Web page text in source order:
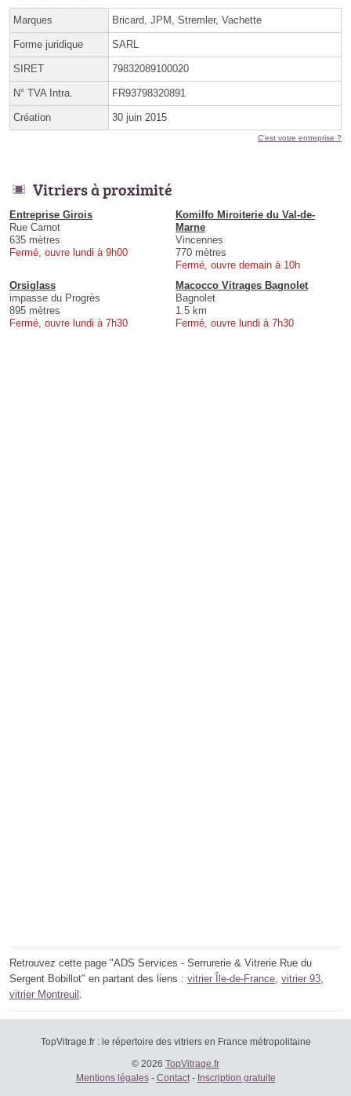
Marques Bricard, JPM, Stremler, Vachette
Forme juridique SARL
SIRET 79832089100020
N° TVA Intra. FR93798320891
Création 30 juin 2015
C'est votre entreprise ?
Vitriers à proximité
Entreprise Girois
Rue Carnot
635 mètres
Fermé, ouvre lundi à 9h00
Komilfo Miroiterie du Val-de-
Marne
Vincennes
770 mètres
Fermé, ouvre demain à 10h
Orsiglass
impasse du Progrès
895 mètres
Fermé, ouvre lundi à 7h30
Macocco Vitrages Bagnolet
Bagnolet
1.5 km
Fermé, ouvre lundi à 7h30
Retrouvez cette page "ADS Services - Serrurerie & Vitrerie Rue du
Sergent Bobillot" en partant des liens : vitrier Île-de-France vitrier 93
vitrier Montreuil
TopVitrage.fr : le répertoire des vitriers en France métropolitaine
© 2026 TopVitrage.fr
Mentions légales- Contact- Inscription gratuite